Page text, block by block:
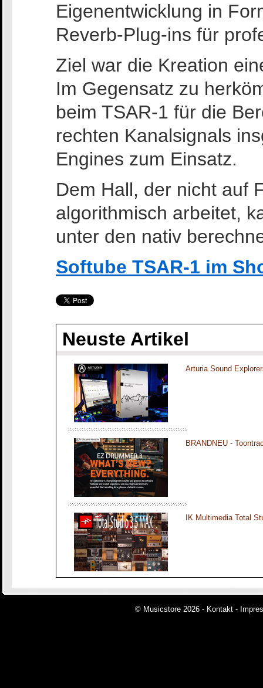
Eigenentwicklung in
Reverb-Plug-ins für
Ziel war die Kreation
Im Gegensatz zu
beim TSAR-1 für die
rechten Kanalsignals
Engines zum Einsatz.
Dem Hall, der nicht auf
algorithmisch arbeitet,
unter den nativ
Softube TSAR-1 im
Neuste Artikel
Arturia Sound
BRANDNEU -
IK Multimedia Total
© Musicstore 2026 - Kontakt -